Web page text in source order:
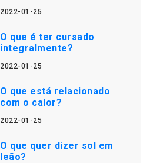
2022-01-25
O que é ter cursado
integralmente?
2022-01-25
O que está relacionado
com o calor?
2022-01-25
O que quer dizer sol em
leão?